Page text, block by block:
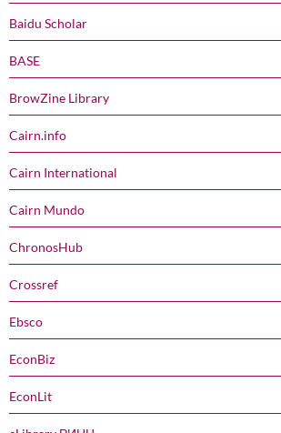
Baidu Scholar
BASE
BrowZine Library
Cairn.info
Cairn International
Cairn Mundo
ChronosHub
Crossref
Ebsco
EconBiz
EconLit